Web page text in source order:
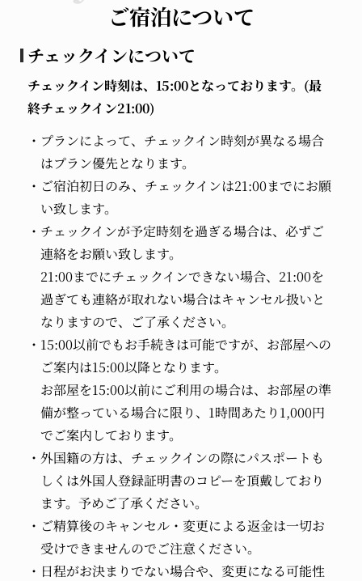
ご宿泊について
チェックインについて
チェックイン時刻は、15:00となっております。(最
終チェックイン21:00)
プランによって、チェックイン時刻が異なる場合
はプラン優先となります。
ご宿泊初日のみ、チェックインは21:00までにお願
い致します。
チェックインが予定時刻を過ぎる場合は、必ずご
連絡をお願い致します。
21:00までにチェックインできない場合、21:00を
過ぎても連絡が取れない場合はキャンセル扱いと
なりますので、ご了承ください。
15:00以前でもお手続きは可能ですが、お部屋への
ご案内は15:00以降となります。
お部屋を15:00以前にご利用の場合は、お部屋の準
備が整っている場合に限り、1時間あたり1,000円
でご案内しております。
外国籍の方は、チェックインの際にパスポートも
しくは外国人登録証明書のコピーを頂戴しており
ます。予めご了承ください。
ご精算後のキャンセル・変更による返金は一切お
受けできませんのでご注意ください。
日程がお決まりでない場合や、変更になる可能性